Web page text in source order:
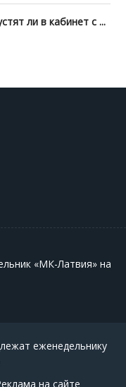
ли в кабинет с ...
«МК-Латвия» на
еженедельнику
на сайте